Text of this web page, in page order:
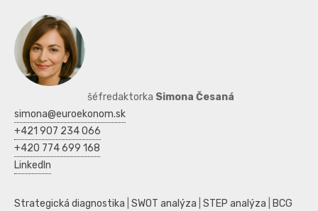
šéfredaktorka Simona Česaná
simona@euroekonom.sk
+421 907 234 066
+420 774 699 168
LinkedIn
Strategická diagnostika SWOT analýza STEP analýza
BCG